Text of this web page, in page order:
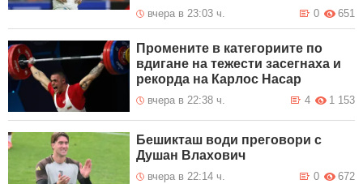
вчера в 23:03 ч. 651
0
Промените в категориите по
вдигане на тежести засегнаха и
рекорда на Карлос Насар
вчера в 22:38 ч. 1 153
4
Бешикташ води преговори с
Душан Влахович
вчера в 22:14 ч. 672
0